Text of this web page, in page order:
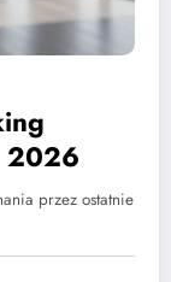
2026
przez ostatnie